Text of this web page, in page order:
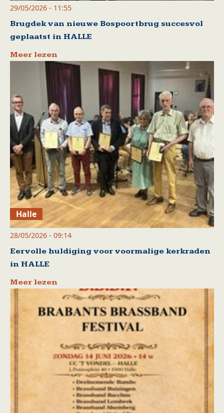
29/05/2026 - 11:55
Brugdek van nieuwe Bospoortbrug succesvol
geplaatst in HALLE
Meer lezen
Halle
28/05/2026 - 09:14
Eervolle huldiging voor voormalige kerkraden
in HALLE
Meer lezen